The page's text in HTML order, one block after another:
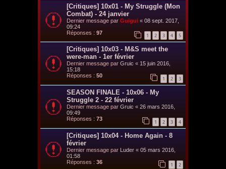
[Critiques] 10x01 - My Struggle (Mon
Combat) - 24 janvier
Dernier message par Guigui « 08 sept. 2017,
09:24
Réponses : 97 1 2 3 4 5
[Critiques] 10x03 - M&S meet the
were-man - 1er février
Dernier message par Gruic « 15 juin 2016,
15:18
Réponses : 50 1 2 3
SEASON FINALE - 10x06 - My
Struggle 2 - 22 février
Dernier message par Gruic « 26 mars 2016,
09:49
Réponses : 73 1 2 3 4
[Critiques] 10x04 - Home Again - 8
février
Dernier message par Luder « 05 mars 2016,
01:58
Réponses : 36 1 2